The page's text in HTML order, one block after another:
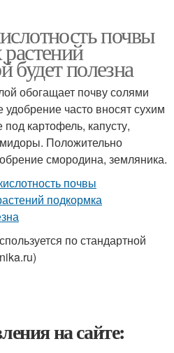
почвы
будет полезна
обогащает почву солями
часто вносят сухим
картофель, капусту,
Положительно
смородина, земляника.
по стандартной
на сайте: